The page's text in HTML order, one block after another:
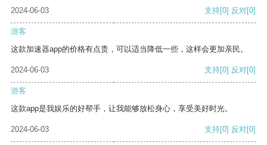
2024-06-03 支持[0] 反对[0]
游客
这款加速器app的价格有点贵，可以适当降低一些，这样会更加亲民。
2024-06-03 支持[0] 反对[0]
游客
这款app是我娱乐的好帮手，让我能够放松身心，享受美好时光。
2024-06-03 支持[0] 反对[0]